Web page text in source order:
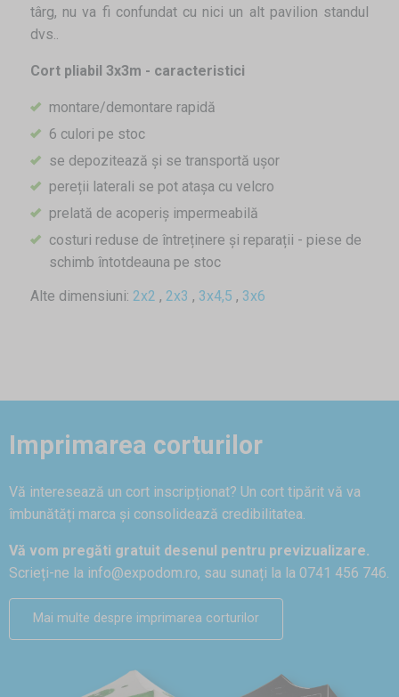
târg, nu va fi confundat cu nici un alt pavilion standul
dvs..
Cort pliabil 3x3m - caracteristici
montare/demontare rapidă
6 culori pe stoc
se depozitează și se transportă ușor
pereții laterali se pot atașa cu velcro
prelată de acoperiș impermeabilă
costuri reduse de întreținere și reparații - piese de
schimb întotdeauna pe stoc
Alte dimensiuni: 2x2 , 2x3 , 3x4,5 , 3x6
Imprimarea corturilor
Vă interesează un cort inscripționat? Un cort tipărit vă va
îmbunătăți marca și consolidează credibilitatea.
Vă vom pregăti gratuit desenul pentru previzualizare.
Scrieți-ne la info@expodom.ro, sau sunați la la 0741 456 746.
Mai multe despre imprimarea corturilor